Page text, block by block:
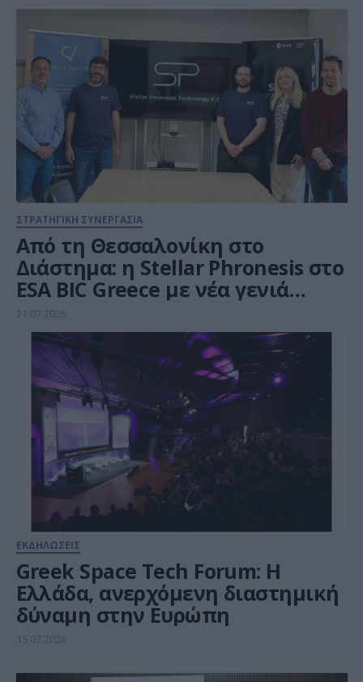
ΣΤΡΑΤΗΓΙΚΗ ΣΥΝΕΡΓΑΣΙΑ
Από τη Θεσσαλονίκη στο
Διάστημα: η Stellar Phronesis στο
ESA BIC Greece με νέα γενιά
δορυφορικών φωτονικών
επικοινωνιών
21.07.2026
ΕΚΔΗΛΩΣΕΙΣ
Greek Space Tech Forum: Η
Ελλάδα, ανερχόμενη διαστημική
δύναμη στην Ευρώπη
15.07.2026